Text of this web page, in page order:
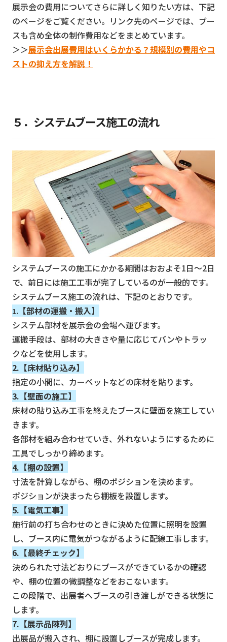
展示会の費用についてさらに詳しく知りたい方は、下記
のページをご覧ください。リンク先のページでは、ブー
スも含め全体の制作費用などをまとめています。
＞＞展示会出展費用はいくらかかる？規模別の費用やコ
ストの抑え方を解説！
５．システムブース施工の流れ
システムブースの施工にかかる期間はおおよそ1日〜2日
で、前日には施工工事が完了しているのが一般的です。
システムブース施工の流れは、下記のとおりです。
1. 【部材の運搬・搬入】
システム部材を展示会の会場へ運びます。
運搬手段は、部材の大きさや量に応じてバンやトラッ
クなどを使用します。
2.【床材貼り込み】
指定の小間に、カーペットなどの床材を貼ります。
3.【壁面の施工】
床材の貼り込み工事を終えたブースに壁面を施工してい
きます。
各部材を組み合わせていき、外れないようにするために
工具でしっかり締めます。
4.【棚の設置】
寸法を計算しながら、棚のポジションを決めます。
ポジションが決まったら棚板を設置します。
5.【電気工事】
施行前の打ち合わせのときに決めた位置に照明を設置
し、ブース内に電気がつながるように配線工事します。
6.【最終チェック】
決められた寸法どおりにブースができているかの確認
や、棚の位置の微調整などをおこないます。
この段階で、出展者へブースの引き渡しができる状態に
します。
7.【展示品陳列】
出展品が搬入され、棚に設置しブースが完成します。